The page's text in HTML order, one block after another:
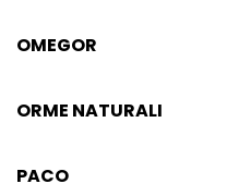
OMEGOR
ORME NATURALI
PACO